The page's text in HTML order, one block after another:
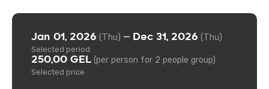
Jan 01, 2026 (Thu) — Dec 31, 2026 (Thu)
Selected period
250,00 GEL (per person for 2 people group)
Selected price